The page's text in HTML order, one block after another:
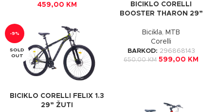
459,00 KM
BICIKLO CORELLI
BOOSTER THARON 29”
Bicikla, MTB
Corelli
BARKOD: 296868143
650,00KM 599,00 KM
-9%
SOLD
OUT
BICIKLO CORELLI FELIX 1.3
29” ŽUTI